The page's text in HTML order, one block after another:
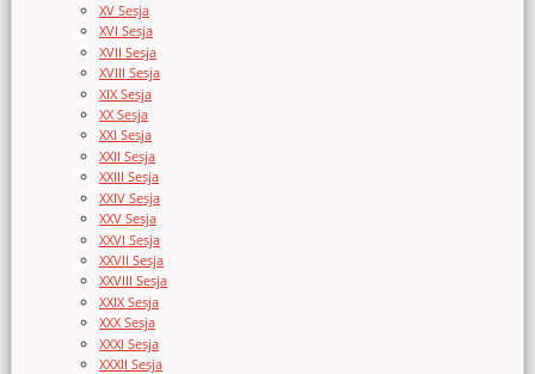
XV Sesja
XVI Sesja
XVII Sesja
XVIII Sesja
XIX Sesja
XX Sesja
XXI Sesja
XXII Sesja
XXIII Sesja
XXIV Sesja
XXV Sesja
XXVI Sesja
XXVII Sesja
XXVIII Sesja
XXIX Sesja
XXX Sesja
XXXI Sesja
XXXII Sesja